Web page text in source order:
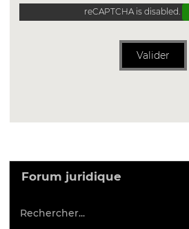
reCAPTCHA is disabled.
Valider
Forum juridique